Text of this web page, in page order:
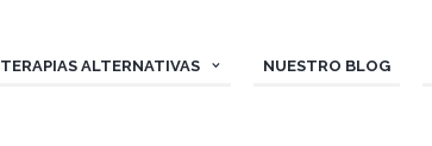
TERAPIAS ALTERNATIVAS NUESTRO BLOG